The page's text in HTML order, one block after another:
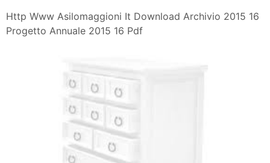
Http Www Asilomaggioni It Download Archivio 2015 16
Progetto Annuale 2015 16 Pdf